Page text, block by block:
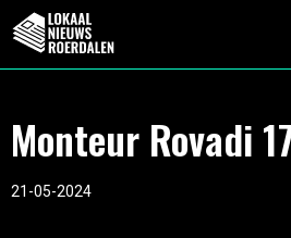
Monteur Rovadi
21-05-2024